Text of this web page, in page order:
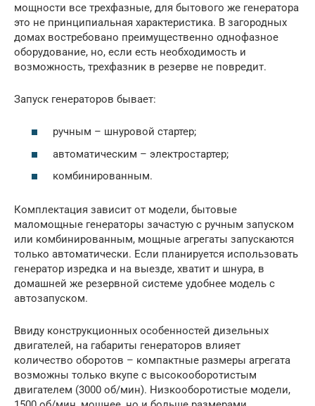
мощности все трехфазные, для бытового же генератора
это не принципиальная характеристика. В загородных
домах востребовано преимущественно однофазное
оборудование, но, если есть необходимость и
возможность, трехфазник в резерве не повредит.
Запуск генераторов бывает:
ручным – шнуровой стартер;
автоматическим – электростартер;
комбинированным.
Комплектация зависит от модели, бытовые
маломощные генераторы зачастую с ручным запуском
или комбинированным, мощные агрегаты запускаются
только автоматически. Если планируется использовать
генератор изредка и на выезде, хватит и шнура, в
домашней же резервной системе удобнее модель с
автозапуском.
Ввиду конструкционных особенностей дизельных
двигателей, на габариты генераторов влияет
количество оборотов – компактные размеры агрегата
возможны только вкупе с высокооборотистым
двигателем (3000 об/мин). Низкооборотистые модели,